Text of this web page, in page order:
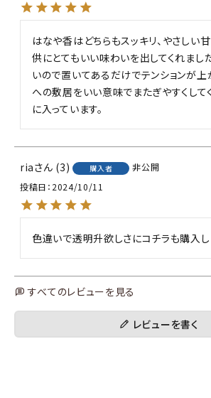
はなや香はどちらもスッキリ、やさしい
供にとてもいい味わいを出してくれまし
いので置いてあるだけでテンションが上
への敷居をいい意味でまたぎやすくし
に入っています。
ria 3 購入者
非公開
投稿日 2024/10/11
色違いで透明升欲しさにコチラも購入し
すべてのレビューを見る
レビューを書く